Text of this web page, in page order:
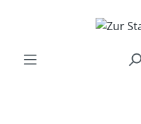
Zum Hauptinhalt springen